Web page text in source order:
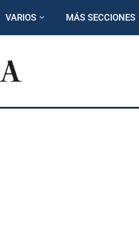
VARIOS MÁS SECCIONES